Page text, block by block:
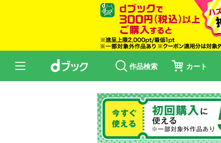
作品検索 カート